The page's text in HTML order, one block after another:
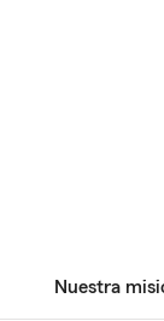
Nuestra